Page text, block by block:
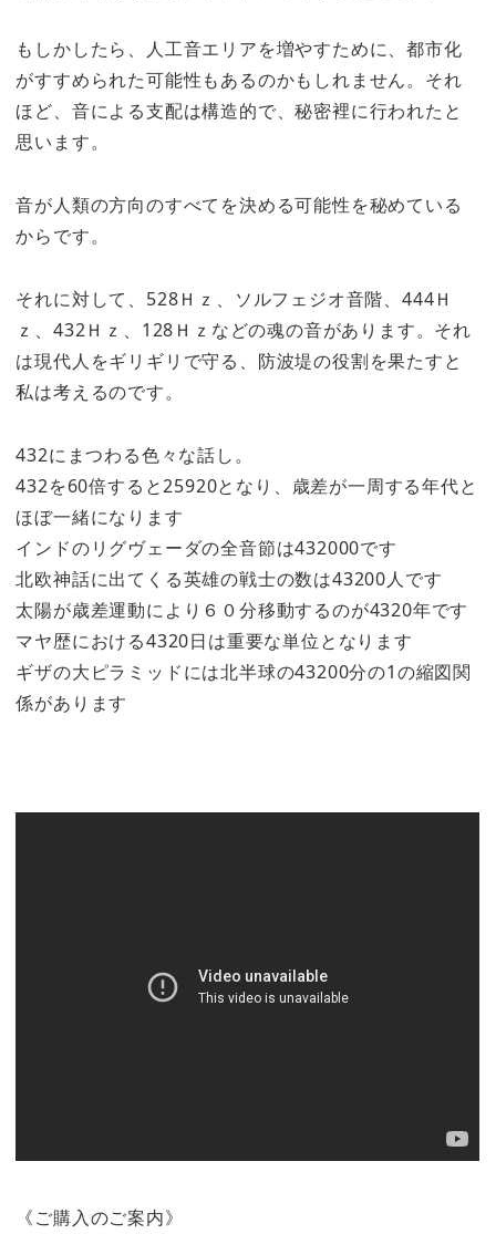
もしかしたら、人工音エリアを増やすために、都市化
がすすめられた可能性もあるのかもしれません。それ
ほど、音による支配は構造的で、秘密裡に行われたと
思います。
音が人類の方向のすべてを決める可能性を秘めている
からです。
それに対して、528Ｈｚ、ソルフェジオ音階、444Ｈ
ｚ、432Ｈｚ、128Ｈｚなどの魂の音があります。それ
は現代人をギリギリで守る、防波堤の役割を果たすと
私は考えるのです。
432にまつわる色々な話し。
432を60倍すると25920となり、歳差が一周する年代と
ほぼ一緒になります
インドのリグヴェーダの全音節は432000です
北欧神話に出てくる英雄の戦士の数は43200人です
太陽が歳差運動により６０分移動するのが4320年です
マヤ歴における4320日は重要な単位となります
ギザの大ピラミッドには北半球の43200分の1の縮図関
係があります
《ご購入のご案内》